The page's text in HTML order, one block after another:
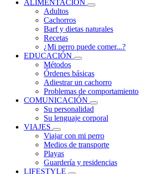
ALIMENTACIÓN
Adultos
Cachorros
Barf y dietas naturales
Recetas
¿Mi perro puede comer...?
EDUCACIÓN
Métodos
Órdenes básicas
Adiestrar un cachorro
Problemas de comportamiento
COMUNICACIÓN
Su personalidad
Su lenguaje corporal
VIAJES
Viajar con mi perro
Medios de transporte
Playas
Guardería y residencias
LIFESTYLE